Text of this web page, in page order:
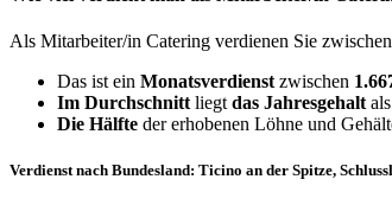
Als Mitarbeiter/in Catering verdienen Sie zwischen
Das ist ein Monatsverdienst zwischen
Im Durchschnitt liegt das Jahresgehalt
Die Hälfte der erhobenen Löhne und
Verdienst nach Bundesland: Ticino an der Spitze,